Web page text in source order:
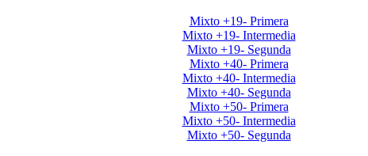
Mixto +19- Primera
Mixto +19- Intermedia
Mixto +19- Segunda
Mixto +40- Primera
Mixto +40- Intermedia
Mixto +40- Segunda
Mixto +50- Primera
Mixto +50- Intermedia
Mixto +50- Segunda